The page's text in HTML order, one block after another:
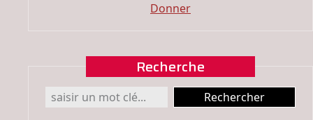
Donner
Recherche